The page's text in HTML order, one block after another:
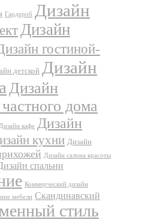
Гардероб Дизайн
Дизайн
гостиной-
детской Дизайн
Дизайн
дома
Дизайн кафе Дизайн
кухни Дизайн
Дизайн салона красоты
спальни
Коммерческий дизайн
мебели Скандинавский
стиль